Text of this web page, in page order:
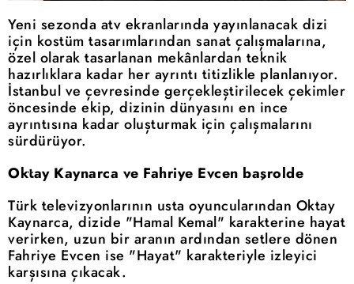
Yeni sezonda atv ekranlarında yayınlanacak dizi
için kostüm tasarımlarından sanat çalışmalarına,
özel olarak tasarlanan mekânlardan teknik
hazırlıklara kadar her ayrıntı titizlikle planlanıyor.
İstanbul ve çevresinde gerçekleştirilecek çekimler
öncesinde ekip, dizinin dünyasını en ince
ayrıntısına kadar oluşturmak için çalışmalarını
sürdürüyor.
Oktay Kaynarca ve Fahriye Evcen başrolde
Türk televizyonlarının usta oyuncularından Oktay
Kaynarca, dizide "Hamal Kemal" karakterine hayat
verirken, uzun bir aranın ardından setlere dönen
Fahriye Evcen ise "Hayat" karakteriyle izleyici
karşısına çıkacak.